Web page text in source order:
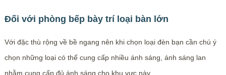
Đối với phòng bếp bày trí loại bàn lớn
Với đặc thù rộng về bề ngang nên khi chọn loại đèn bạn cần chú ý
chọn những loại có thể cung cấp nhiều ánh sáng, ánh sáng lan
nhằm cung cấp đủ ánh sáng cho khu vực này.